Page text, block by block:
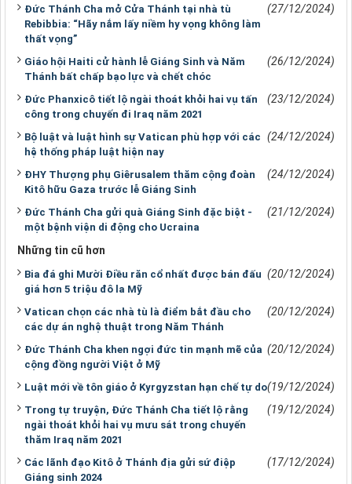
Đức Thánh Cha mở Cửa Thánh tại nhà tù
Rebibbia: “Hãy nắm lấy niềm hy vọng không làm
thất vọng”
(27/12/2024)
Giáo hội Haiti cử hành lễ Giáng Sinh và Năm
Thánh bất chấp bạo lực và chết chóc
(26/12/2024)
Đức Phanxicô tiết lộ ngài thoát khỏi hai vụ tấn
công trong chuyến đi Iraq năm 2021
(23/12/2024)
Bộ luật và luật hình sự Vatican phù hợp với các
hệ thống pháp luật hiện nay
(24/12/2024)
ĐHY Thượng phụ Giêrusalem thăm cộng đoàn
Kitô hữu Gaza trước lễ Giáng Sinh
(24/12/2024)
Đức Thánh Cha gửi quà Giáng Sinh đặc biệt -
một bệnh viện di động cho Ucraina
(21/12/2024)
Những tin cũ hơn
Bia đá ghi Mười Điều răn cổ nhất được bán đấu
giá hơn 5 triệu đô la Mỹ
(20/12/2024)
Vatican chọn các nhà tù là điểm bắt đầu cho
các dự án nghệ thuật trong Năm Thánh
(20/12/2024)
Đức Thánh Cha khen ngợi đức tin mạnh mẽ của
cộng đồng người Việt ở Mỹ
(20/12/2024)
Luật mới về tôn giáo ở Kyrgyzstan hạn chế tự do(19/12/2024)
Trong tự truyện, Đức Thánh Cha tiết lộ rằng
ngài thoát khỏi hai vụ mưu sát trong chuyến
thăm Iraq năm 2021
(19/12/2024)
Các lãnh đạo Kitô ở Thánh địa gửi sứ điệp
Giáng sinh 2024
(17/12/2024)